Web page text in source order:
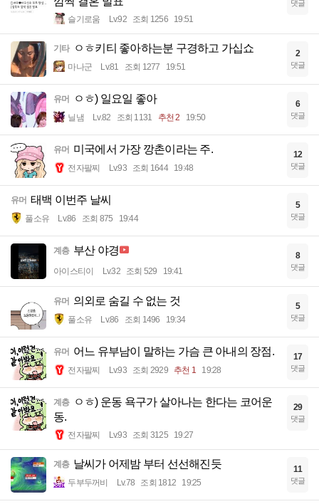
슬기로움 Lv.92 조회 1256 19:51
댓글
기타 ㅇㅎ키티 좋아하는분 구경하고 가십쇼
마나군 Lv.81 조회 1277 19:51
2
댓글
유머 ㅇㅎ) 일요일 좋아
닐냄 Lv.82 조회 1131 추천 2 19:50
6
댓글
유머 미국에서 가장 깡촌이라는 주.
전자팔찌 Lv.93 조회 1644 19:48
12
댓글
유머 태백 이번주 날씨
풀소유 Lv.86 조회 875 19:44
5
댓글
계층 부산 야경
아이스티이 Lv.32 조회 529 19:41
8
댓글
유머 의외로 숨길 수 없는 것
풀소유 Lv.86 조회 1496 19:34
5
댓글
유머 어느 유부남이 말하는 가슴 큰 아내의 장점.
전자팔찌 Lv.93 조회 2929 추천 1 19:28
17
댓글
계층
ㅇㅎ) 운동 욕구가 살아나는 한다는 코어운
동.
전자팔찌 Lv.93 조회 3125 19:27
29
댓글
계층 날씨가 어제밤 부터 선선해진듯
두부두꺼비 Lv.78 조회 1812 19:25
11
댓글